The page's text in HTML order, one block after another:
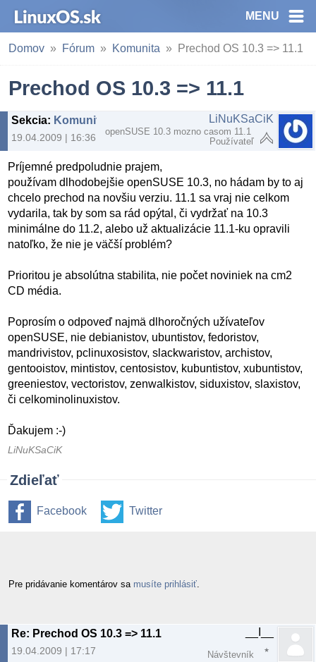
MENU
Domov Fórum Komunita Prechod OS 10.3 => 11.1
Prechod OS 10.3 => 11.1
Sekcia: Komunita
19.04.2009 | 16:36
LiNuKSaCiK
openSUSE 10.3 mozno casom 11.1
Používateľ
Príjemné predpoludnie prajem,
používam dlhodobejšie openSUSE 10.3, no hádam by to aj
chcelo prechod na novšiu verziu. 11.1 sa vraj nie celkom
vydarila, tak by som sa rád opýtal, či vydržať na 10.3
minimálne do 11.2, alebo už aktualizácie 11.1-ku opravili
natoľko, že nie je väčší problém?
Prioritou je absolútna stabilita, nie počet noviniek na cm2
CD média.
Poprosím o odpoveď najmä dlhoročných užívateľov
openSUSE, nie debianistov, ubuntistov, fedoristov,
mandrivistov, pclinuxosistov, slackwaristov, archistov,
gentooistov, mintistov, centosistov, kubuntistov, xubuntistov,
greeniestov, vectoristov, zenwalkistov, siduxistov, slaxistov,
či celkominolinuxistov.
Ďakujem :-)
LiNuKSaCiK
Zdieľať
Facebook Twitter
Pre pridávanie komentárov sa musíte prihlásiť
Re: Prechod OS 10.3 => 11.1
19.04.2009 | 17:17 Návštevník